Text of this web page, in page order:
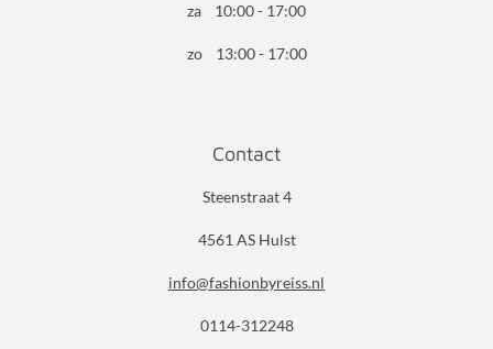
za 10:00 - 17:00
zo 13:00 - 17:00
Contact
Steenstraat 4
4561 AS Hulst
info@fashionbyreiss.nl
0114-312248